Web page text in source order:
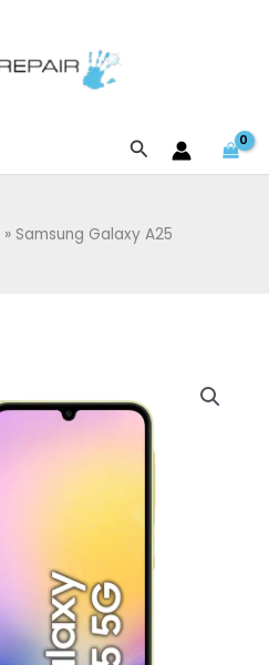
Buscar
Samsung Galaxy A25